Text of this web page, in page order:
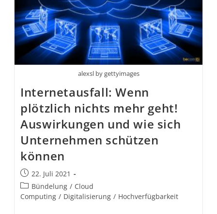
alexsl by gettyimages
Internetausfall: Wenn
plötzlich nichts mehr geht!
Auswirkungen und wie sich
Unternehmen schützen
können
22. Juli 2021
Bündelung / Cloud
Computing / Digitalisierung / Hochverfügbarkeit